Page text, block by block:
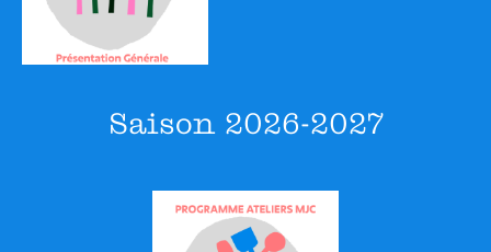
Saison 2026-2027